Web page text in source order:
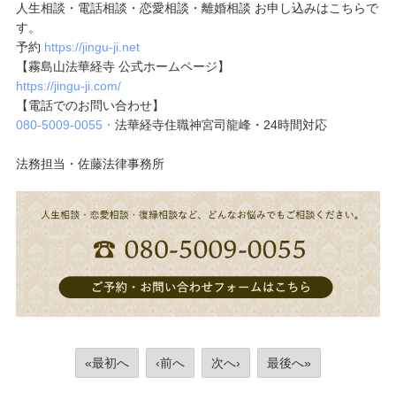
人生相談・電話相談・恋愛相談・離婚相談 お申し込みはこちらで
す。
予約 https://jingu-ji.net
【霧島山法華経寺 公式ホームページ】
https://jingu-ji.com/
【電話でのお問い合わせ】
080-5009-0055・ 法華経寺住職神宮司龍峰・24時間対応
法務担当・佐藤法律事務所
«最初へ ‹前へ 次へ› 最後へ»